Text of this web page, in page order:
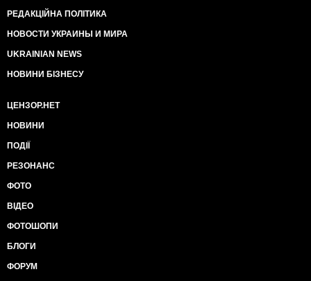
РЕДАКЦІЙНА ПОЛІТИКА
НОВОСТИ УКРАИНЫ И МИРА
UKRAINIAN NEWS
НОВИНИ БІЗНЕСУ
ЦЕНЗОР.НЕТ
НОВИНИ
ПОДІЇ
РЕЗОНАНС
ФОТО
ВІДЕО
ФОТОШОПИ
БЛОГИ
ФОРУМ